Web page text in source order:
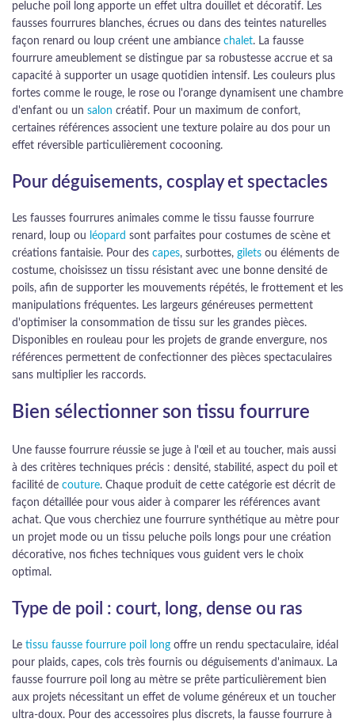
peluche poil long apporte un effet ultra douillet et décoratif. Les
fausses fourrures blanches, écrues ou dans des teintes naturelles
façon renard ou loup créent une ambiance chalet. La fausse
fourrure ameublement se distingue par sa robustesse accrue et sa
capacité à supporter un usage quotidien intensif. Les couleurs plus
fortes comme le rouge, le rose ou l'orange dynamisent une chambre
d'enfant ou un salon créatif. Pour un maximum de confort,
certaines références associent une texture polaire au dos pour un
effet réversible particulièrement cocooning.
Pour déguisements, cosplay et spectacles
Les fausses fourrures animales comme le tissu fausse fourrure
renard, loup ou léopard sont parfaites pour costumes de scène et
créations fantaisie. Pour des capes, surbottes, gilets ou éléments de
costume, choisissez un tissu résistant avec une bonne densité de
poils, afin de supporter les mouvements répétés, le frottement et les
manipulations fréquentes. Les largeurs généreuses permettent
d'optimiser la consommation de tissu sur les grandes pièces.
Disponibles en rouleau pour les projets de grande envergure, nos
références permettent de confectionner des pièces spectaculaires
sans multiplier les raccords.
Bien sélectionner son tissu fourrure
Une fausse fourrure réussie se juge à l'œil et au toucher, mais aussi
à des critères techniques précis : densité, stabilité, aspect du poil et
facilité de couture. Chaque produit de cette catégorie est décrit de
façon détaillée pour vous aider à comparer les références avant
achat. Que vous cherchiez une fourrure synthétique au mètre pour
un projet mode ou un tissu peluche poils longs pour une création
décorative, nos fiches techniques vous guident vers le choix
optimal.
Type de poil : court, long, dense ou ras
Le tissu fausse fourrure poil long offre un rendu spectaculaire, idéal
pour plaids, capes, cols très fournis ou déguisements d'animaux. La
fausse fourrure poil long au mètre se prête particulièrement bien
aux projets nécessitant un effet de volume généreux et un toucher
ultra-doux. Pour des accessoires plus discrets, la fausse fourrure à